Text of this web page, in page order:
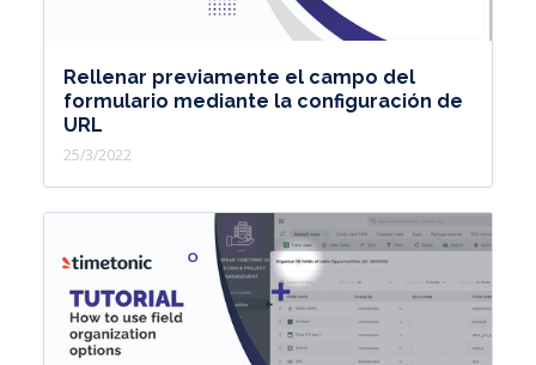
Rellenar previamente el campo del
formulario mediante la configuración de
URL
25/3/2022